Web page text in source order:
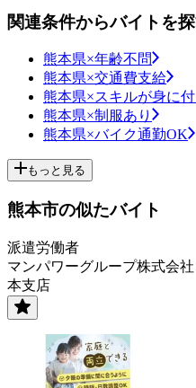
関連条件からバイトを
熊本県×年齢不問
熊本県×交通費支給
熊本県×スキルが身に付
熊本県×制服あり
熊本県×バイク通勤OK
もっと見る
熊本市の似たバイト
派遣労働者
マンパワーグループ株式会
本支店